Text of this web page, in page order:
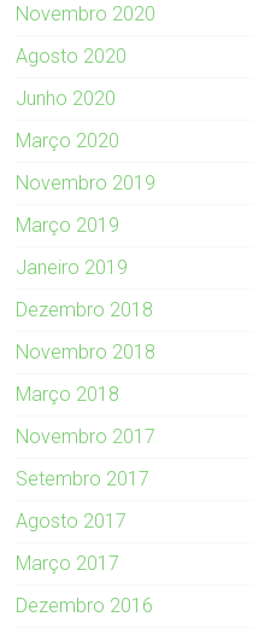
Novembro 2020
Agosto 2020
Junho 2020
Março 2020
Novembro 2019
Março 2019
Janeiro 2019
Dezembro 2018
Novembro 2018
Março 2018
Novembro 2017
Setembro 2017
Agosto 2017
Março 2017
Dezembro 2016